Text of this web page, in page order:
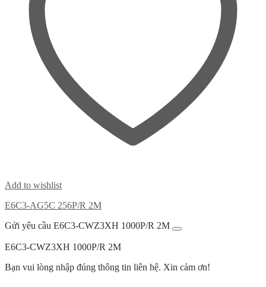
Add to wishlist
E6C3-AG5C 256P/R 2M
Gửi yêu cầu E6C3-CWZ3XH 1000P/R 2M
E6C3-CWZ3XH 1000P/R 2M
Bạn vui lòng nhập đúng thông tin liên hệ. Xin cảm ơn!